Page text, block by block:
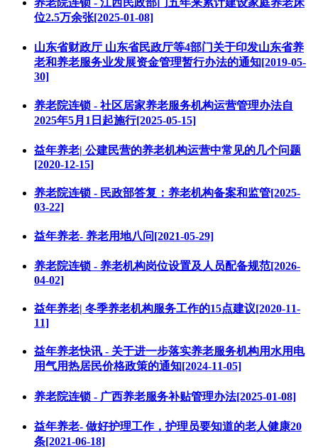
养老院连锁 - 江西民政部门五年来累计建设家庭养老床
位2.5万余张[2025-01-08]
山东省财政厅 山东省民政厅等4部门关于印发山东省养
老和养老服务业发展资金管理暂行办法的通知[2019-05-
30]
养老院连锁 - 社区居家养老服务机构运营管理办法自
2025年5月1日起施行[2025-05-15]
益年养老| 公建民营的养老机构运营中常见的几个问题
[2020-12-15]
养老院连锁 - 民政部答复：养老机构备案和监管[2025-
03-22]
益年养老- 养老用地八问[2021-05-29]
养老院连锁 - 养老机构岗位设置及人员配备规范[2026-
04-02]
益年养老| 冬季养老机构服务工作的15点建议[2020-11-
11]
益年养老快讯 - 关于进一步落实养老服务机构用水用电
用气用热居民价格政策的通知[2024-11-05]
养老院连锁 - 广西养老服务补贴管理办法[2025-01-08]
益年养老- 做好护理工作，护理员要知道的老人健康20
条[2021-06-18]